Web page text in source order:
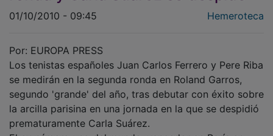
01/10/2010 - 09:45 Hemeroteca
Los tenistas españoles Juan Carlos Ferrero y Pere Riba
se medirán en la segunda ronda en Roland Garros,
segundo 'grande' del año, tras debutar con éxito sobre
la arcilla parisina en una jornada en la que se despidió
prematuramente Carla Suárez.
El ex número uno del mundo, vencedor en París en